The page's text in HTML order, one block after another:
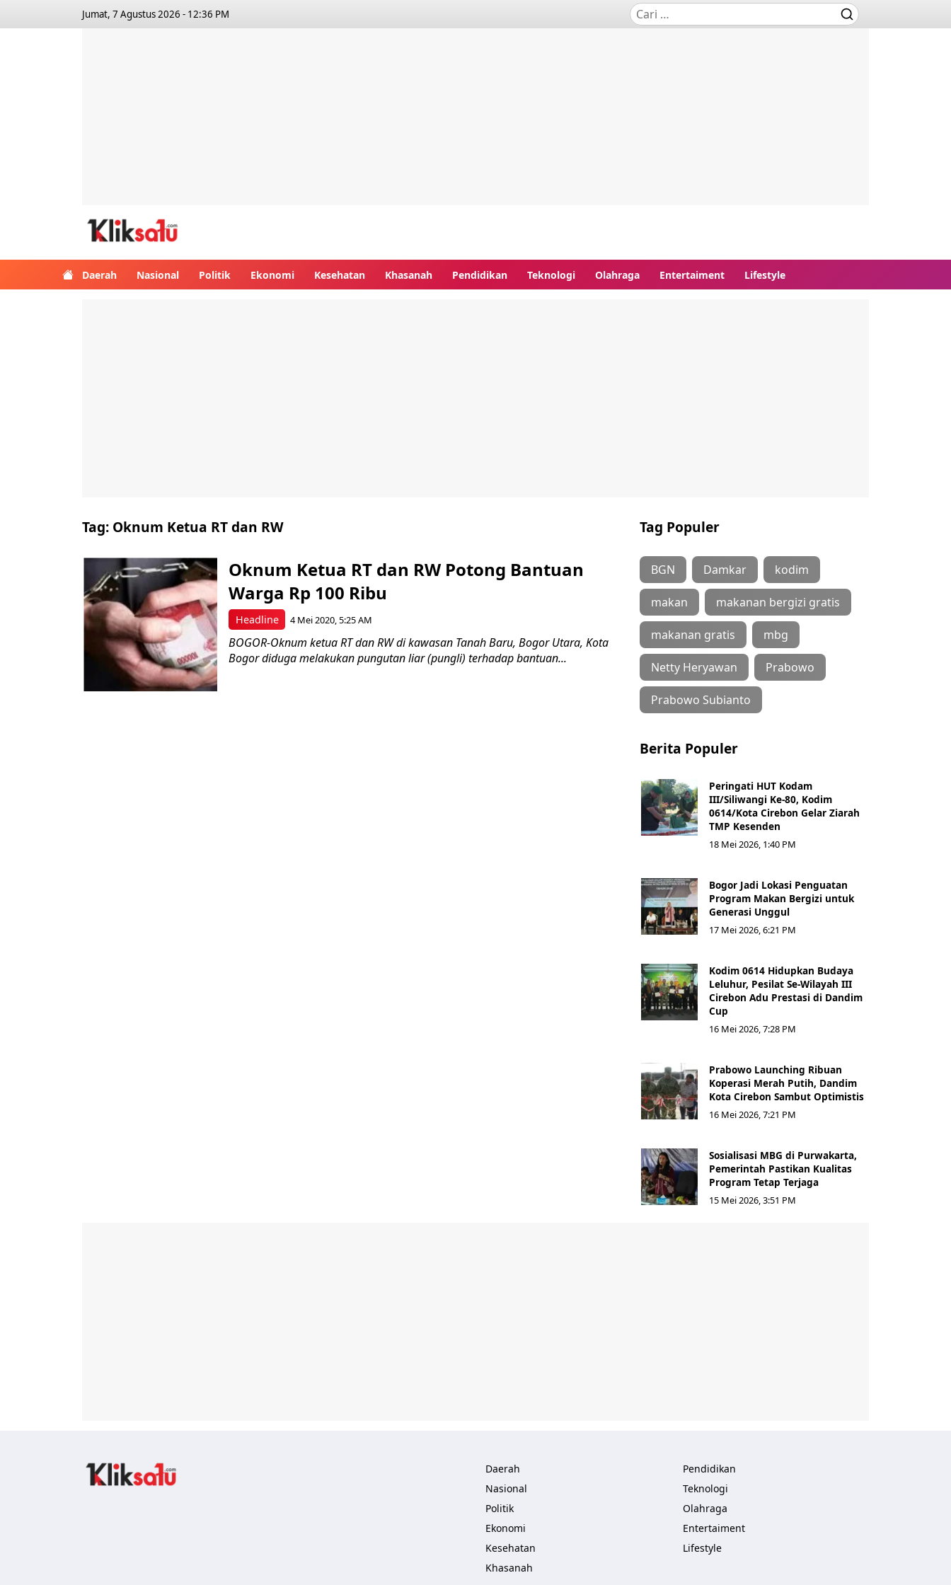
Jumat, 7 Agustus 2026 - 12:36 PM
Daerah Nasional Politik Ekonomi Kesehatan Khasanah Pendidikan Teknologi Olahraga Entertaiment Lifestyle
Tag: Oknum Ketua RT dan RW
Headline
Oknum Ketua RT dan RW Potong Bantuan
Warga Rp 100 Ribu
4 Mei 2020, 5:25 AM
BOGOR-Oknum ketua RT dan RW di kawasan Tanah Baru, Bogor Utara, Kota
Bogor diduga melakukan pungutan liar (pungli) terhadap bantuan...
Tag Populer
BGN Damkar kodim
makan makanan bergizi gratis
makanan gratis mbg
Netty Heryawan Prabowo
Prabowo Subianto
Berita Populer
Peringati HUT Kodam
III/Siliwangi Ke-80, Kodim
0614/Kota Cirebon Gelar Ziarah
TMP Kesenden
18 Mei 2026, 1:40 PM
Bogor Jadi Lokasi Penguatan
Program Makan Bergizi untuk
Generasi Unggul
17 Mei 2026, 6:21 PM
Kodim 0614 Hidupkan Budaya
Leluhur, Pesilat Se-Wilayah III
Cirebon Adu Prestasi di Dandim
Cup
16 Mei 2026, 7:28 PM
Prabowo Launching Ribuan
Koperasi Merah Putih, Dandim
Kota Cirebon Sambut Optimistis
16 Mei 2026, 7:21 PM
Sosialisasi MBG di Purwakarta,
Pemerintah Pastikan Kualitas
Program Tetap Terjaga
15 Mei 2026, 3:51 PM
Daerah
Nasional
Politik
Ekonomi
Kesehatan
Khasanah
Pendidikan
Teknologi
Olahraga
Entertaiment
Lifestyle